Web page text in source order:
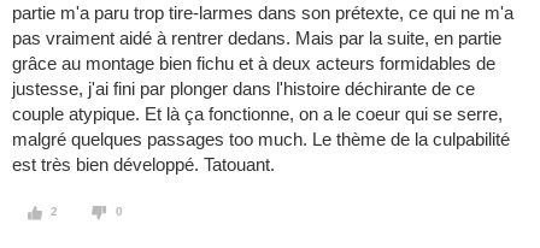
partie m'a paru trop tire-larmes dans son prétexte, ce qui ne m'a
pas vraiment aidé à rentrer dedans. Mais par la suite, en partie
grâce au montage bien fichu et à deux acteurs formidables de
justesse, j'ai fini par plonger dans l'histoire déchirante de ce
couple atypique. Et là ça fonctionne, on a le coeur qui se serre,
malgré quelques passages too much. Le thème de la culpabilité
est très bien développé. Tatouant.
2 0